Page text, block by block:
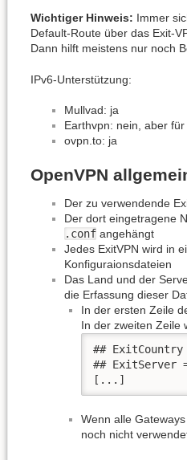
Wichtiger Hinweis: Immer
Default-Route über das Exit-
Dann hilft meistens nur noch
IPv6-Unterstützung:
Mullvad: ja
Earthvpn: nein, aber
ovpn.to: ja
OpenVPN
Der zu verwendende
Der dort eingetragene
.conf angehängt
Jedes ExitVPN wird in
Konfiguraionsdateien
Das Land und der
die Erfassung dieser
In der ersten Zeile
In der zweiten Zeile
## ExitCountry
## ExitServer
[...]
Wenn alle
noch nicht